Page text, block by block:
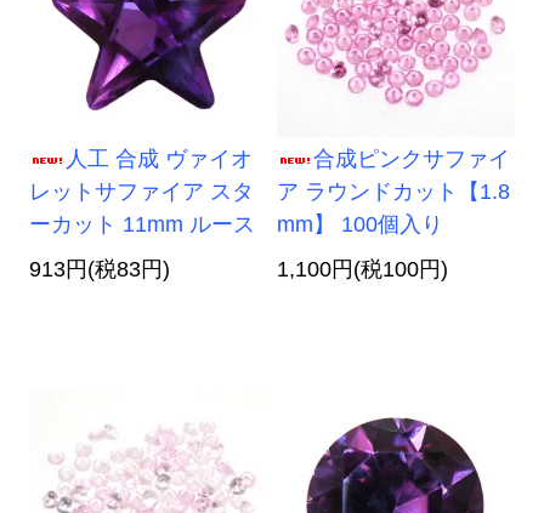
人工 合成 ヴァイオ
レットサファイア スタ
ーカット 11mm ルース
913円(税83円)
合成ピンクサファイ
ア ラウンドカット【1.8
mm】 100個入り
1,100円(税100円)